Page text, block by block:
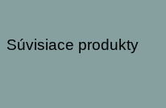
Súvisiace produkty